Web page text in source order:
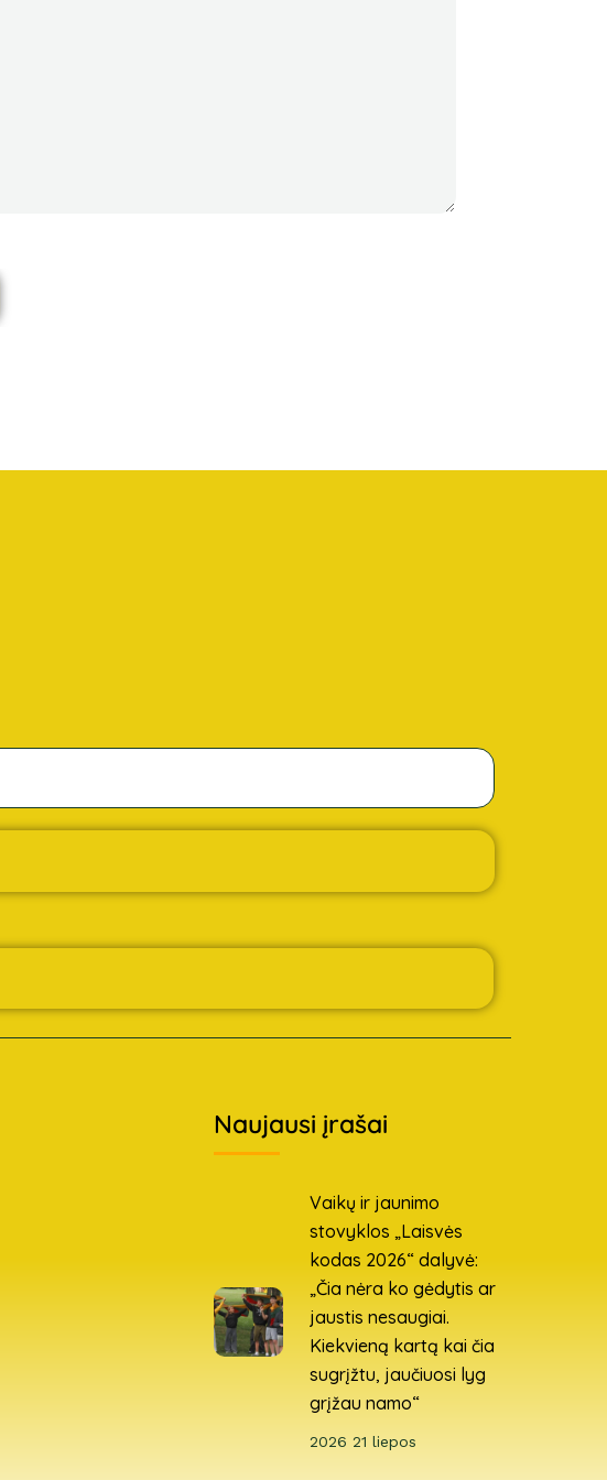
Naujausi įrašai
Vaikų ir jaunimo
stovyklos „Laisvės
kodas 2026“ dalyvė:
„Čia nėra ko gėdytis ar
jaustis nesaugiai.
Kiekvieną kartą kai čia
sugrįžtu, jaučiuosi lyg
grįžau namo“
2026 21 liepos